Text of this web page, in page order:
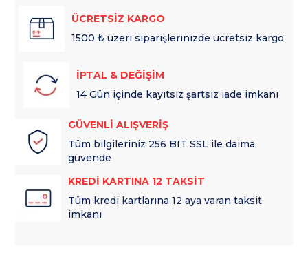
ÜCRETSİZ KARGO
1500 ₺ üzeri siparişlerinizde ücretsiz kargo
İPTAL & DEĞİŞİM
14 Gün içinde kayıtsız şartsız iade imkanı
GÜVENLİ ALIŞVERİŞ
Tüm bilgileriniz 256 BIT SSL ile daima
güvende
KREDİ KARTINA 12 TAKSİT
Tüm kredi kartlarına 12 aya varan taksit
imkanı